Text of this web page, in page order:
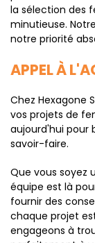
la sélection des
minutieuse.
notre priorité
APPEL À
Chez Hexagone
vos projets de
aujourd'hui pour
savoir-faire.
Que vous soyez
équipe est là
fournir des
chaque projet
engageons à